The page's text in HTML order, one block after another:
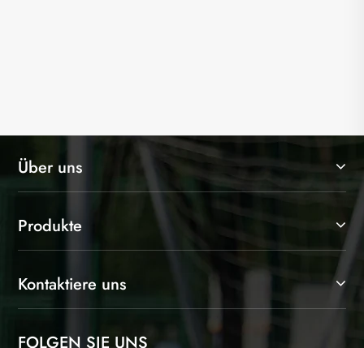
Über uns
Produkte
Kontaktiere uns
FOLGEN SIE UNS